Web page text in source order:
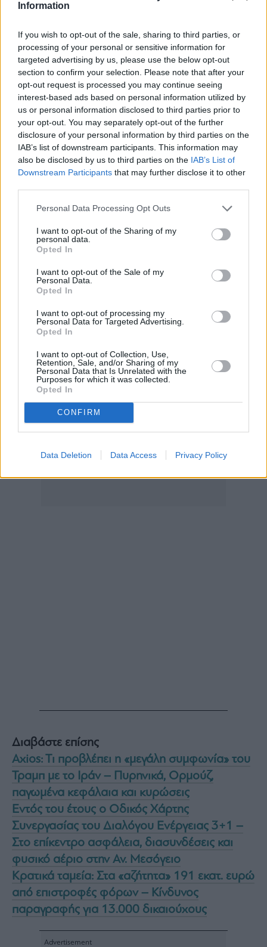
Information
If you wish to opt-out of the sale, sharing to third parties, or
processing of your personal or sensitive information for
targeted advertising by us, please use the below opt-out
section to confirm your selection. Please note that after your
opt-out request is processed you may continue seeing
interest-based ads based on personal information utilized by
us or personal information disclosed to third parties prior to
your opt-out. You may separately opt-out of the further
disclosure of your personal information by third parties on the
IAB’s list of downstream participants. This information may
also be disclosed by us to third parties on the IAB’s List of
Downstream Participants that may further disclose it to other
Personal Data Processing Opt Outs
I want to opt-out of the Sharing of my
personal data.
Opted In
I want to opt-out of the Sale of my
Personal Data.
Opted In
I want to opt-out of processing my
Personal Data for Targeted Advertising.
Opted In
I want to opt-out of Collection, Use,
Retention, Sale, and/or Sharing of my
Personal Data that Is Unrelated with the
Purposes for which it was collected.
Opted In
CONFIRM
Data Deletion Data Access Privacy Policy
Νωρίτερα, ο κ. Παπασταύρου
πραγματοποίησε διμερή συνάντηση εργασίας
με τον Αμερικανό Υπουργό Ενέργειας, Chris
Wright, με τον οποίο συζήτησε τις τελευταίες
εξελίξεις στον Κάθετο Διάδρομο, το
ενδιαφέρον της Σερβίας και της Βόρειας
Μακεδονίας να συμμετάσχουν σε ένα
διευρυμένο σχήμα του έργου, την πρόοδο
αναφορικά με την ερευνητική γεώτρηση που
προγραμματίζεται να πραγματοποιηθεί στο
2027 από την Exxon, αλλά και το αυξανόμενο
ενδιαφέρον της Chevron για την Ελλάδα στον
τομέα υδρογονανθράκων.
Ενεργειακό Διάλογο 3+1 της Ανατολικής
Μεσογείου στο Χιούστον
Διαβάστε επίσης
Axios: Tι προβλέπει η «μεγάλη συμφωνία» του
Τραμπ με το Ιράν – Πυρηνικά, Ορμούζ,
παγωμένα κεφάλαια και κυρώσεις
Εντός του έτους ο Οδικός Χάρτης
Συνεργασίας του Διαλόγου Ενέργειας 3+1 –
Στο επίκεντρο ασφάλεια, διασυνδέσεις και
φυσικό αέριο στην Αν. Μεσόγειο
Κρατικά ταμεία: Στα «αζήτητα» 191 εκατ. ευρώ
από επιστροφές φόρων – Κίνδυνος
παραγραφής για 13.000 δικαιούχους